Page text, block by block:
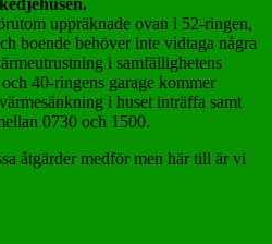
uppräknade ovan i 52-ringen,
boende behöver inte vidtaga några
i samfällighetens
40-ringens garage kommer
i huset inträffa samt
0730 och 1500.
åtgärder medför men här till är vi